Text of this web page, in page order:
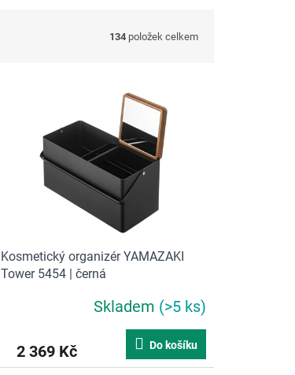
134 položek celkem
Kosmetický organizér YAMAZAKI
Tower 5454 | černá
Skladem (>5 ks)
2 369 Kč Do košíku